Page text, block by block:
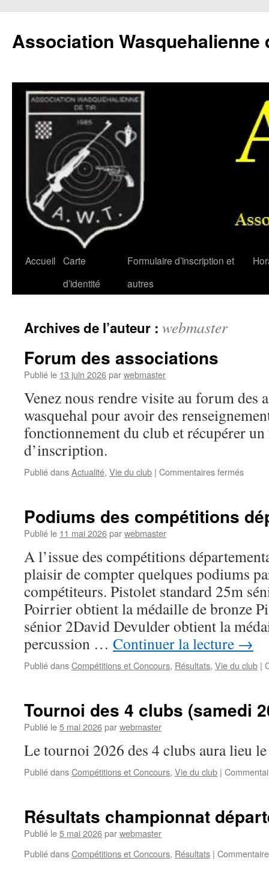
contenu
Association Wasquehalienne
Accueil Carte
d’identité
Formulaire d’inscription et
autres
Archives de l’auteur : webmaster
Forum des associations
Publié le 13 juin 2026parwebmaster
Venez nous rendre visite au forum des
wasquehal pour avoir des
fonctionnement du club et récupérer
d’inscription.
Publié dansActualité, Vie du club | Commentaires ferméssur
Podiums des compétitions
Publié le 11 mai 2026parwebmaster
A l’issue des compétitions
plaisir de compter quelques podiums
compétiteurs. Pistolet standard 25m
Poirrier obtient la médaille de bronze
sénior 2David Devulder obtient la
percussion … Continuer la lecture →
Publié dansCompétitions et Concours, Résultats, Vie du club |
Tournoi des 4 clubs (samedi
Publié le5 mai 2026parwebmaster
Le tournoi 2026 des 4 clubs aura lieu
Publié dansCompétitions et Concours, Vie du club |
Résultats championnat
Publié le5 mai 2026parwebmaster
Publié dansCompétitions et Concours, Résultats |